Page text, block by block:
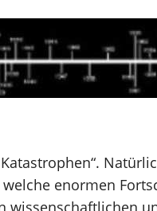
enormen
wissenschaftlichen